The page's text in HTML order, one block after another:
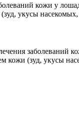
кожи у
укусы насекомых,
заболеваний
кожи (зуд, укусы